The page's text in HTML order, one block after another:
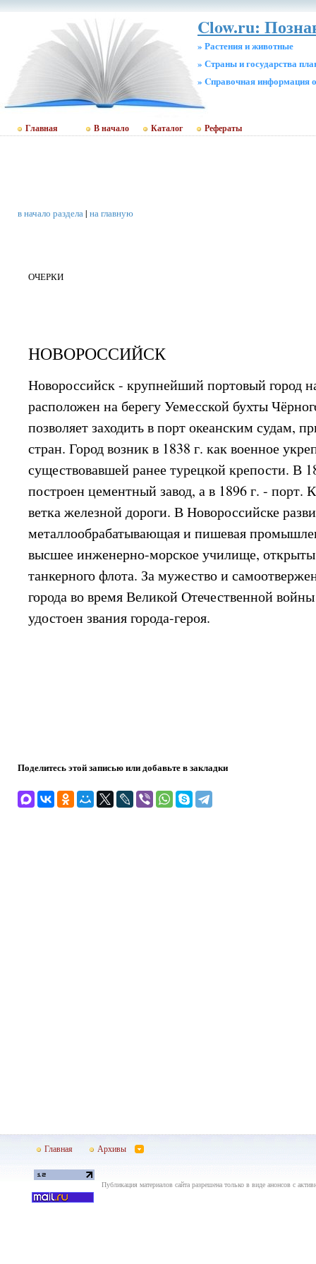
Clow.ru:
» Растения и животные
» Страны и государства
» Cправочная информация
Главная В начало Каталог Рефераты
в начало раздела| на главную
ОЧЕРКИ
НОВОРОССИЙСК
Новороссийск - крупнейший портовый город
расположен на берегу Уемесской бухты
позволяет заходить в порт океанским судам,
стран. Город возник в 1838 г. как военное
существовавшей ранее турецкой крепости. В
построен цементный завод, а в 1896 г. - порт.
ветка железной дороги. В Новороссийске
металлообрабатывающая и пишевая
высшее инженерно-морское училище,
танкерного флота. За мужество и
города во время Великой Отечественной
удостоен звания города-героя.
Поделитесь этой записью или добавьте в закладки
Главная Архивы
Публикация материалов сайта разрешена только в виде анонсов с